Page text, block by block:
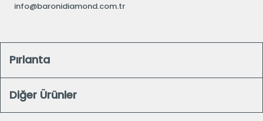
info@baronidiamond.com.tr
Pırlanta
Diğer Ürünler